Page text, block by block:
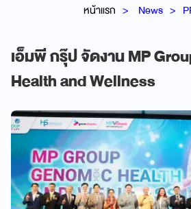
หน้าแรก News
เอ็มพี กรุ๊ป จัดงาน MP
Health and Wellness